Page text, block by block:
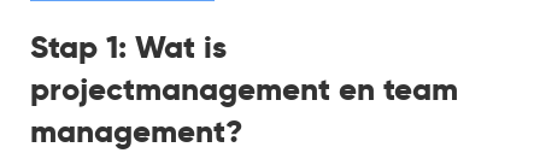
Stap 1: Wat is
projectmanagement en team
management?